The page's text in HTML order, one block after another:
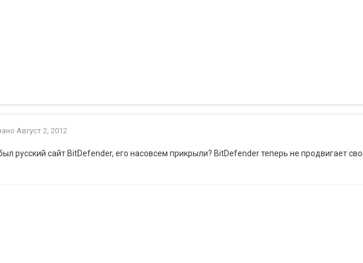
Август 2, 2012
русский сайт BitDefender, его насовсем прикрыли? BitDefender теперь не продвигает